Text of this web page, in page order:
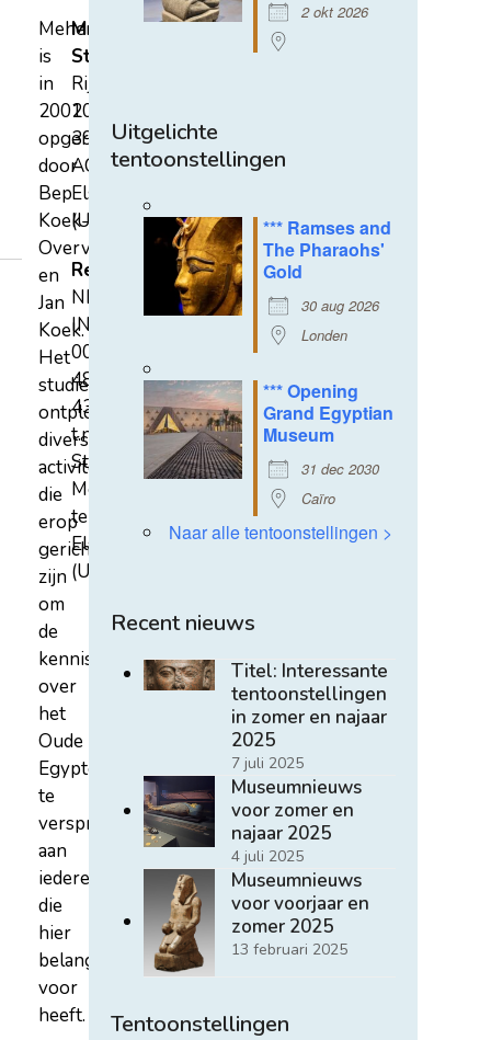
2 okt 2026
Uitgelichte
tentoonstellingen
*** Ramses and
The Pharaohs'
Gold
30 aug 2026
Londen
*** Opening
Grand Egyptian
Museum
31 dec 2030
Caïro
Naar alle tentoonstellingen >
Recent nieuws
Titel: Interessante
tentoonstellingen
in zomer en najaar
2025
7 juli 2025
Museumnieuws
voor zomer en
najaar 2025
4 juli 2025
Museumnieuws
voor voorjaar en
zomer 2025
13 februari 2025
Tentoonstellingen
Mehen
is
in
2002
opgericht
door
Bep
Koek-
Overvest
en
Jan
Koek.
Het
studiecentrum
ontplooit
diverse
activiteiten
die
erop
gericht
zijn
om
de
kennis
over
het
Oude
Egypte
te
verspreiden
aan
iedereen
die
hier
belangstelling
voor
heeft.
Mehen
Studiecentrum
Rijksstraatweg
107A
3921
AC
Elst
(U)
Rekeningnummer
NL31
INGB
0007
4852
43
t.n.v.
Stichting
Mehen
te
Elst
(U)